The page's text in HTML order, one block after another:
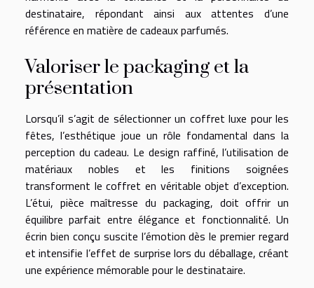
destinataire, répondant ainsi aux attentes d’une
référence en matière de cadeaux parfumés.
Valoriser le packaging et la
présentation
Lorsqu’il s’agit de sélectionner un coffret luxe pour les
fêtes, l’esthétique joue un rôle fondamental dans la
perception du cadeau. Le design raffiné, l’utilisation de
matériaux nobles et les finitions soignées
transforment le coffret en véritable objet d’exception.
L’étui, pièce maîtresse du packaging, doit offrir un
équilibre parfait entre élégance et fonctionnalité. Un
écrin bien conçu suscite l’émotion dès le premier regard
et intensifie l’effet de surprise lors du déballage, créant
une expérience mémorable pour le destinataire.